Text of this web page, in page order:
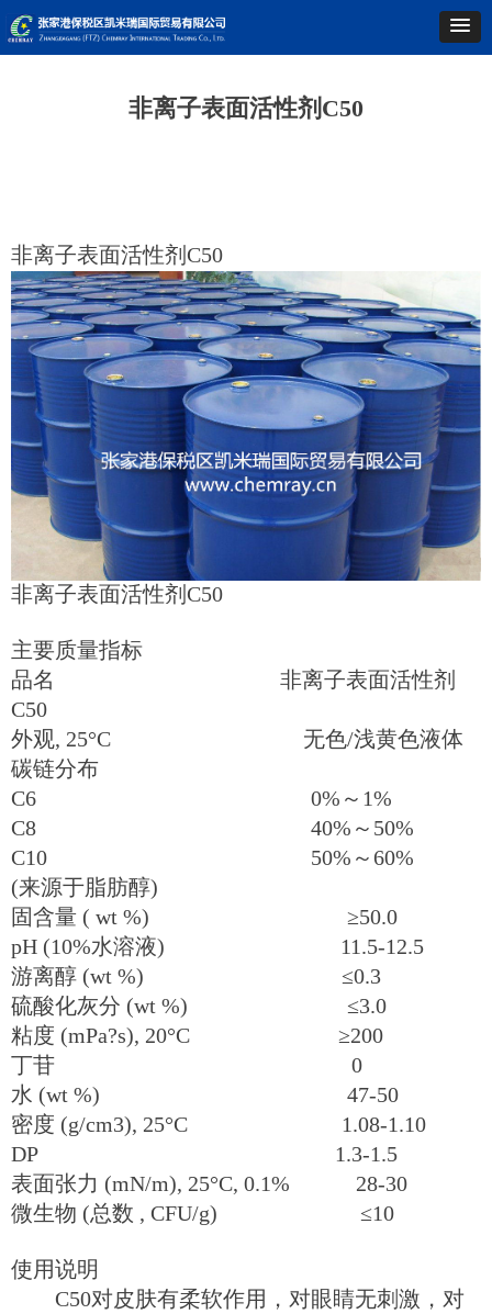
非离子表面活性剂C50
非离子表面活性剂C50
非离子表面活性剂C50
主要质量指标
品名 非离子表面活性剂
C50
外观, 25°C 无色/浅黄色液体
碳链分布
C6 0%～1%
C8 40%～50%
C10 50%～60%
(来源于脂肪醇)
固含量 ( wt %) ≥50.0
pH (10%水溶液) 11.5-12.5
游离醇 (wt %) ≤0.3
硫酸化灰分 (wt %) ≤3.0
粘度 (mPa?s), 20°C ≥200
丁苷 0
水 (wt %) 47-50
密度 (g/cm3), 25°C 1.08-1.10
DP 1.3-1.5
表面张力 (mN/m), 25°C, 0.1% 28-30
微生物 (总数 , CFU/g) ≤10
使用说明
C50对皮肤有柔软作用，对眼睛无刺激，对